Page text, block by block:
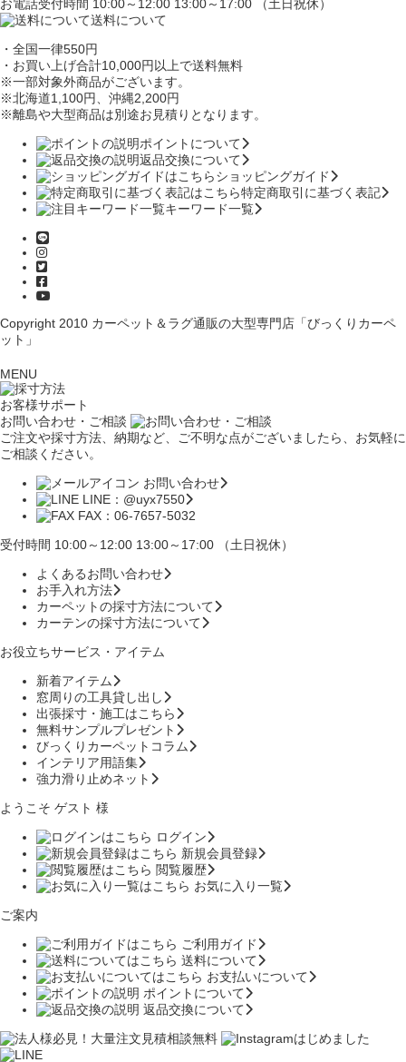
お電話受付時間 10:00～12:00 13:00～17:00 （土日祝休）
送料について
・全国一律550円
・お買い上げ合計10,000円 以上で送料無料
※一部対象外商品がございます。
※北海道1,100円
、沖縄2,200円
※離島や大型商品は別途お見積りとなります。
ポイントについて
返品交換について
ショッピングガイド
特定商取引に基づく表記
キーワード一覧
Copyright 2010 カーペット＆ラグ通販の大型専門店「びっくりカーペ
ット」
MENU
お客様サポート
お問い合わせ・ご相談
ご注文や採寸方法、納期など、ご不明な点がございましたら、お気軽に
ご相談ください。
お問い合わせ
LINE：@uyx7550
FAX：06-7657-5032
受付時間 10:00～12:00 13:00～17:00 （土日祝休）
よくあるお問い合わせ
お手入れ方法
カーペットの採寸方法について
カーテンの採寸方法について
お役立ちサービス・アイテム
新着アイテム
窓周りの工具貸し出し
出張採寸・施工はこちら
無料サンプルプレゼント
びっくりカーペットコラム
インテリア用語集
強力滑り止めネット
ようこそ ゲスト 様
ログイン
新規会員登録
閲覧履歴
お気に入り一覧
ご案内
ご利用ガイド
送料について
お支払いについて
ポイントについて
返品交換について